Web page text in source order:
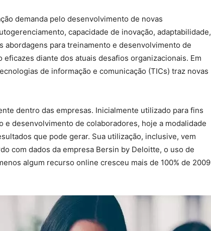
demanda pelo desenvolvimento de novas
capacidade de inovação, adaptabilidade,
abordagens para treinamento e desenvolvimento de
diante dos atuais desafios organizacionais. Em
de informação e comunicação (TICs) traz novas
dentro das empresas. Inicialmente utilizado para fins
e desenvolvimento de colaboradores, hoje a modalidade
que pode gerar. Sua utilização, inclusive, vem
com dados da empresa Bersin by Deloitte, o uso de
algum recurso online cresceu mais de 100% de 2009